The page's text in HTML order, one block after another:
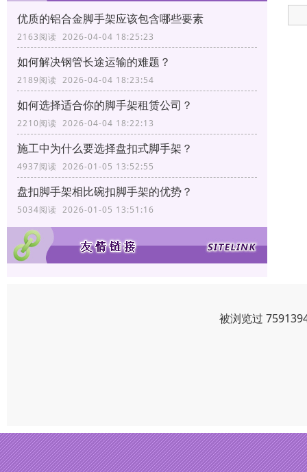
优质的铝合金脚手架应该包含哪些要素
2163阅读 2026-04-04 18:25:23
如何解决钢管长途运输的难题？
2189阅读 2026-04-04 18:23:54
如何选择适合你的脚手架租赁公司？
2210阅读 2026-04-04 18:22:13
施工中为什么要选择盘扣式脚手架？
4937阅读 2026-01-05 13:52:55
盘扣脚手架相比碗扣脚手架的优势？
5034阅读 2026-01-05 13:51:16
被浏览过